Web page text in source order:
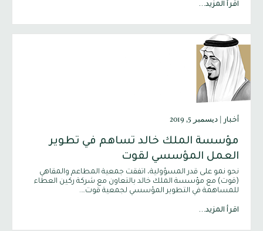
اقرأ المزيد...
أخبار ديسمبر 5, 2019
مؤسسة الملك خالد تساهم في تطوير
العمل المؤسسي لقوت
نحو نمو على قدر المسؤولية، اتفقت جمعية المطاعم والمقاهي
(قوت) مع مؤسسة الملك خالد بالتعاون مع شركة ركين العطاء
للمساهمة في التطوير المؤسسي لجمعية قوت….
اقرأ المزيد...